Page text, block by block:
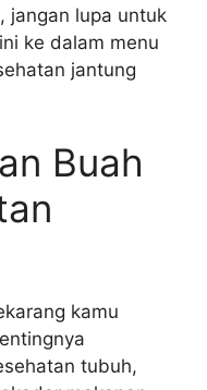
jangan lupa untuk
ke dalam menu
jantung
Buah
kamu
tubuh,